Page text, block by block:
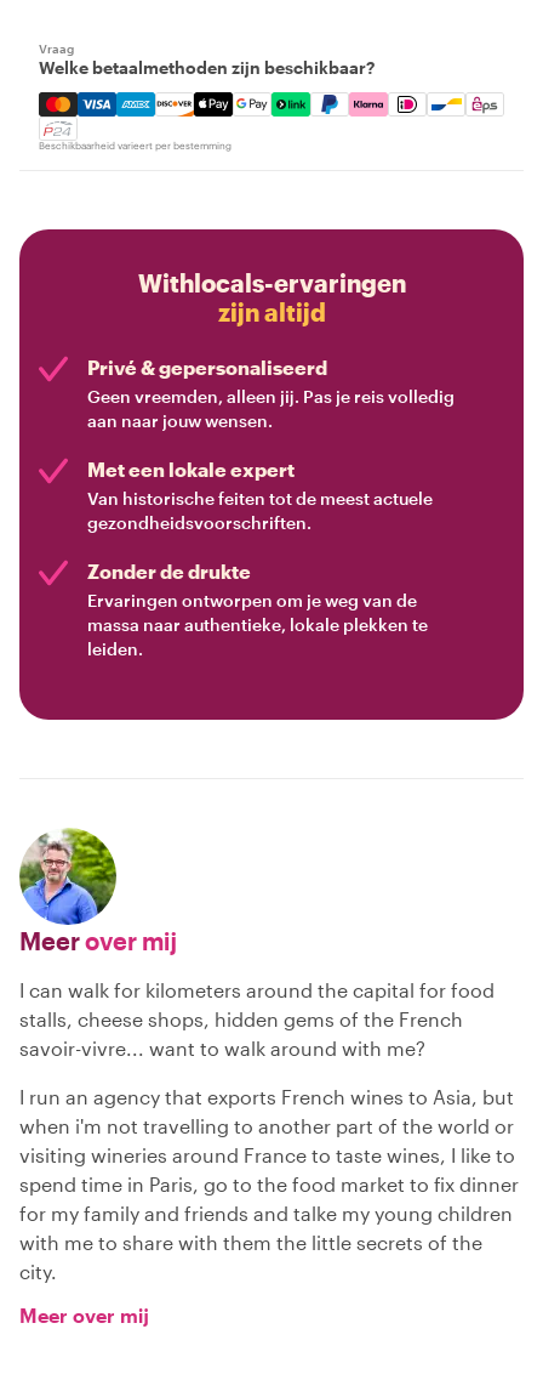
Vraag
Welke betaalmethoden zijn beschikbaar?
Mastercard, Visa, Amex, Discover, Apple Pay, Google
Beschikbaarheid varieert per bestemming
Withlocals-ervaringen
zijn altijd
Privé & gepersonaliseerd
Geen vreemden, alleen jij. Pas je reis volledig
aan naar jouw wensen.
Met een lokale expert
Van historische feiten tot de meest actuele
gezondheidsvoorschriften.
Zonder de drukte
Ervaringen ontworpen om je weg van de
massa naar authentieke, lokale plekken te
leiden.
Meerover mij
I can walk for kilometers around the capital for food
stalls, cheese shops, hidden gems of the French
savoir-vivre... want to walk around with me?
I run an agency that exports French wines to Asia, but
when i'm not travelling to another part of the world or
visiting wineries around France to taste wines, I like to
spend time in Paris, go to the food market to fix dinner
for my family and friends and talke my young children
with me to share with them the little secrets of the
city.
Meer over mij